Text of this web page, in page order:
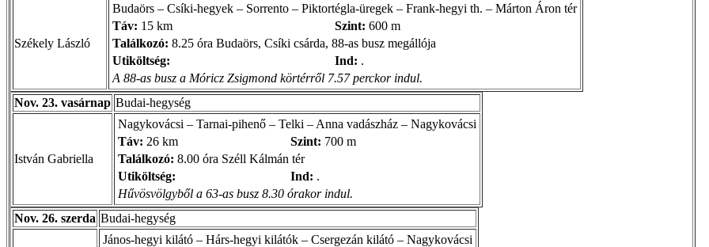
Székely László
Budaörs – Csíki-hegyek – Sorrento – Piktortégla-üregek – Frank-hegyi th. – Márton Áron tér
Táv: 15 km Szint: 600 m
Találkozó: 8.25 óra Budaörs, Csíki csárda, 88-as busz megállója
Utiköltség:
Ind: .
A 88-as busz a Móricz Zsigmond körtérről 7.57 perckor indul.
Nov. 23. vasárnap Budai-hegység
István Gabriella
Nagykovácsi – Tarnai-pihenő – Telki – Anna vadászház – Nagykovácsi
Táv: 26 km Szint: 700 m
Találkozó: 8.00 óra Széll Kálmán tér
Utiköltség:
Ind: .
Hűvösvölgyből a 63-as busz 8.30 órakor indul.
Nov. 26. szerda Budai-hegység
János-hegyi kilátó – Hárs-hegyi kilátók – Csergezán kilátó – Nagykovácsi